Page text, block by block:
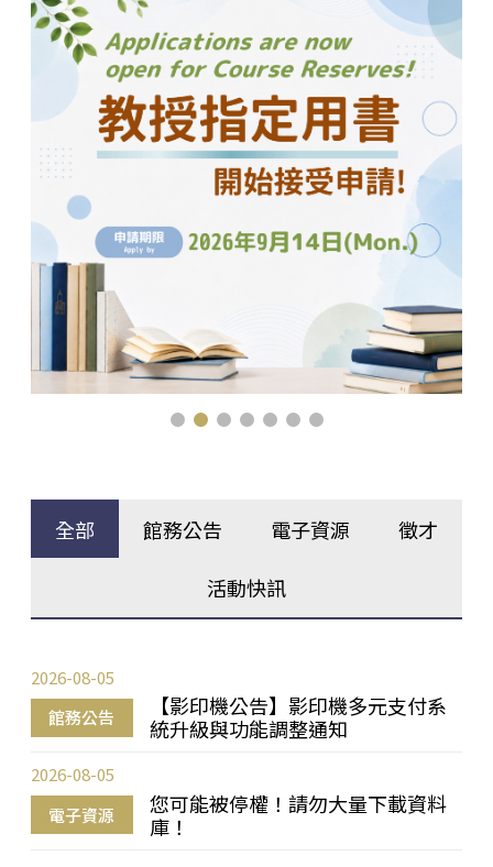
全部 館務公告 電子資源 徵才
活動快訊
館務公告
【影印機公告】影印機多元支付系
統升級與功能調整通知
2026-08-05
電子資源
您可能被停權！請勿大量下載資料
庫！
2026-08-05